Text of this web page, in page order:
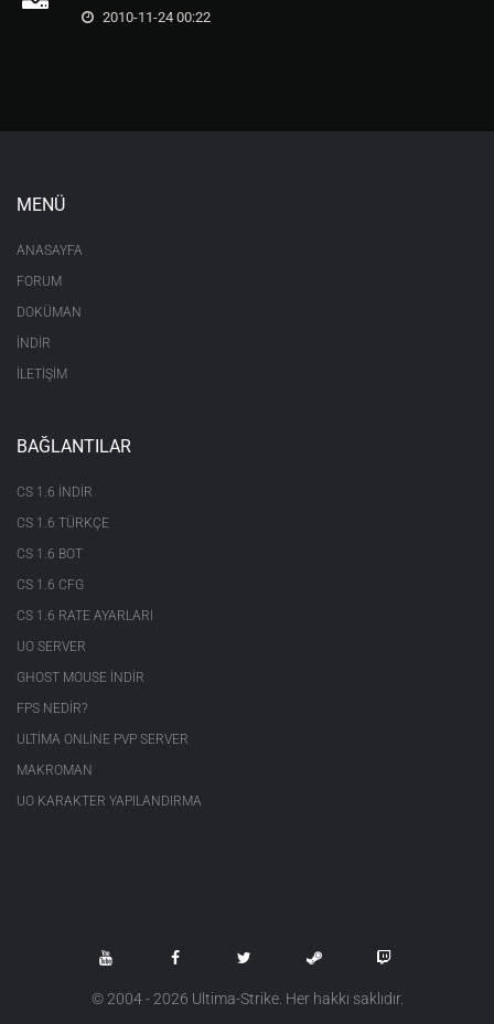
2010-11-24 00:22
MENÜ
ANASAYFA
FORUM
DOKÜMAN
İNDİR
İLETİŞİM
BAĞLANTILAR
CS 1.6 INDIR
CS 1.6 TÜRKÇE
CS 1.6 BOT
CS 1.6 CFG
CS 1.6 RATE AYARLARI
UO SERVER
GHOST MOUSE INDIR
FPS NEDIR?
ULTIMA ONLINE PVP SERVER
MAKROMAN
UO KARAKTER YAPILANDIRMA
© 2004 - 2026 Ultima-Strike. Her hakkı saklıdır.